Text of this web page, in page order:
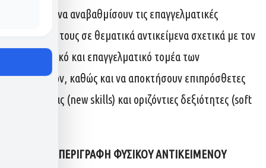
ετών ώστε να αναβαθμίσουν τις επαγγελματικές
δεξιότητες τους σε θεματικά αντικείμενα σχετικά με τον
επιστημονικό και επαγγελματικό τομέα των
οικονομικών, καθώς και να αποκτήσουν επιπρόσθετες
νέες γνώσεις (new skills) και οριζόντιες δεξιότητες (soft
ΣΥΝΤΟΜΗ ΠΕΡΙΓΡΑΦΗ ΦΥΣΙΚΟΥ ΑΝΤΙΚΕΙΜΕΝΟΥ